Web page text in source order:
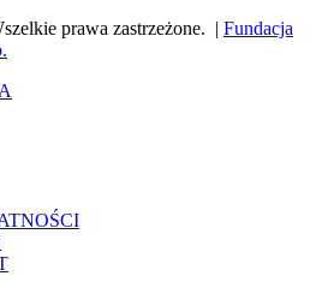
prawa zastrzeżone. | Fundacja